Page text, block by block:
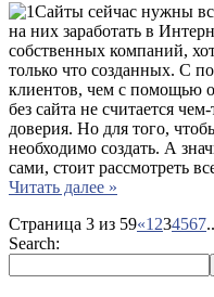
Сайты сейчас нужны
на них заработать в
собственных компаний,
только что созданных. С
клиентов, чем с помощью
без сайта не считается
доверия. Но для того,
необходимо создать. А
сами, стоит рассмотреть
Читать далее »
Страница 3 из 59«1 234567
Search: